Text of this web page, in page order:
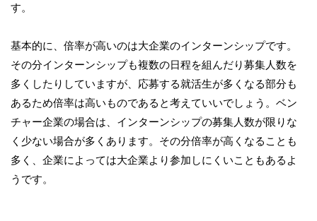
す。
基本的に、倍率が高いのは大企業のインターンシップです。
その分インターンシップも複数の日程を組んだり募集人数を
多くしたりしていますが、応募する就活生が多くなる部分も
あるため倍率は高いものであると考えていいでしょう。ベン
チャー企業の場合は、インターンシップの募集人数が限りな
く少ない場合が多くあります。その分倍率が高くなることも
多く、企業によっては大企業より参加しにくいこともあるよ
うです。